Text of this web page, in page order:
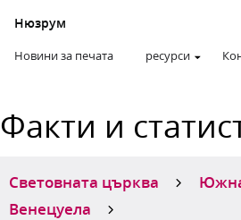
Нюзрум
Новини за печата ресурси
Факти и
Световната църква
Венецуела